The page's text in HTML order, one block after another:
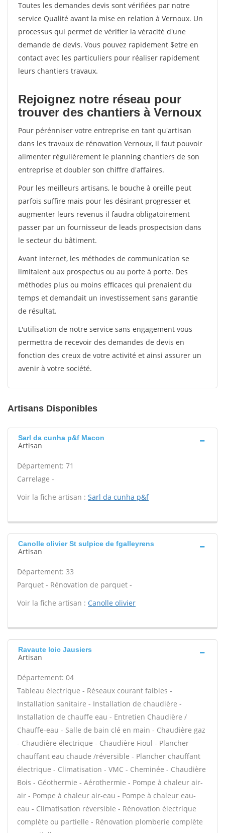
Toutes les demandes devis sont vérifiées par notre
service Qualité avant la mise en relation à Vernoux. Un
processus qui permet de vérifier la véracité d'une
demande de devis. Vous pouvez rapidement $etre en
contact avec les particuliers pour réaliser rapidement
leurs chantiers travaux.
Rejoignez notre réseau pour
trouver des chantiers à Vernoux
Pour pérénniser votre entreprise en tant qu'artisan
dans les travaux de rénovation Vernoux, il faut pouvoir
alimenter régulièrement le planning chantiers de son
entreprise et doubler son chiffre d'affaires.
Pour les meilleurs artisans, le bouche à oreille peut
parfois suffire mais pour les désirant progresser et
augmenter leurs revenus il faudra obligatoirement
passer par un fournisseur de leads prospectsion dans
le secteur du bâtiment.
Avant internet, les méthodes de communication se
limitaient aux prospectus ou au porte à porte. Des
méthodes plus ou moins efficaces qui prenaient du
temps et demandait un investissement sans garantie
de résultat.
L'utilisation de notre service sans engagement vous
permettra de recevoir des demandes de devis en
fonction des creux de votre activité et ainsi assurer un
avenir à votre société.
Artisans Disponibles
Sarl da cunha p&f Macon
Artisan
Département: 71
Carrelage -
Voir la fiche artisan : Sarl da cunha p&f
Canolle olivier St sulpice de fgalleyrens
Artisan
Département: 33
Parquet - Rénovation de parquet -
Voir la fiche artisan : Canolle olivier
Ravaute loic Jausiers
Artisan
Département: 04
Tableau électrique - Réseaux courant faibles -
Installation sanitaire - Installation de chaudière -
Installation de chauffe eau - Entretien Chaudière /
Chauffe-eau - Salle de bain clé en main - Chaudière gaz
- Chaudière électrique - Chaudière Fioul - Plancher
chauffant eau chaude /réversible - Plancher chauffant
électrique - Climatisation - VMC - Cheminée - Chaudière
Bois - Géothermie - Aérothermie - Pompe à chaleur air-
air - Pompe à chaleur air-eau - Pompe à chaleur eau-
eau - Climatisation réversible - Rénovation électrique
complète ou partielle - Rénovation plomberie complète